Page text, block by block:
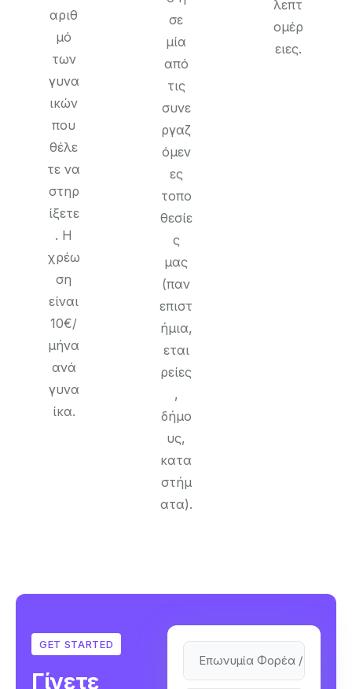
αριθ
μό
των
γυνα
ικών
που
θέλε
τε να
στηρ
ίξετε
. Η
χρέω
ση
είναι
10€/
μήνα
ανά
γυνα
ίκα.
σε
μία
από
τις
συνε
ργαζ
όμεν
ες
τοπο
θεσίε
ς
μας
(παν
επιστ
ήμια,
εται
ρείες
,
δήμο
υς,
κατα
στήμ
ατα).
λεπτ
ομέρ
ειες.
GET STARTED
Γίνετε
Επωνυμία Φορέα /